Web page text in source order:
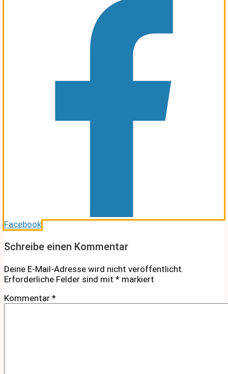
Facebook
Schreibe einen Kommentar
Deine E-Mail-Adresse wird nicht veröffentlicht.
Erforderliche Felder sind mit * markiert
Kommentar *